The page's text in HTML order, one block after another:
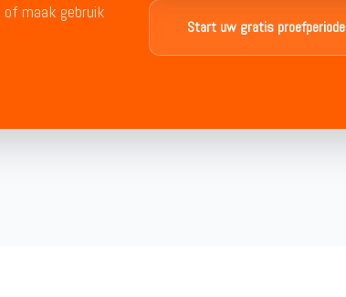
maak gebruik
Start uw gratis proefperiode